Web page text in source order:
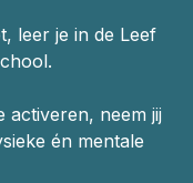
leer je in de Leef
activeren, neem jij
én mentale